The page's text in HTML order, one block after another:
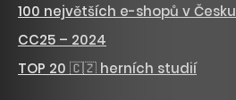
100 největších e-shopů v Česku
CC25 – 2024
TOP 20 🇨🇿 herních studií